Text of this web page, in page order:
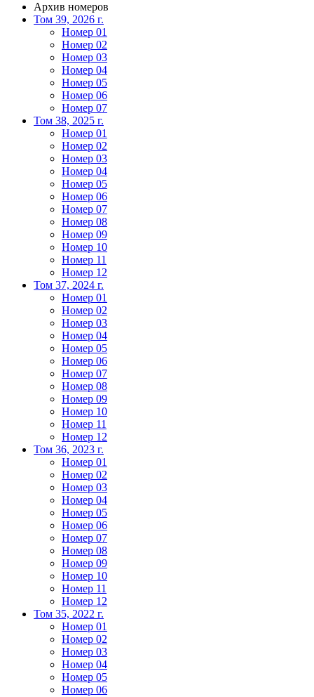
Архив номеров
Том 39, 2026 г.
Номер 01
Номер 02
Номер 03
Номер 04
Номер 05
Номер 06
Номер 07
Том 38, 2025 г.
Номер 01
Номер 02
Номер 03
Номер 04
Номер 05
Номер 06
Номер 07
Номер 08
Номер 09
Номер 10
Номер 11
Номер 12
Том 37, 2024 г.
Номер 01
Номер 02
Номер 03
Номер 04
Номер 05
Номер 06
Номер 07
Номер 08
Номер 09
Номер 10
Номер 11
Номер 12
Том 36, 2023 г.
Номер 01
Номер 02
Номер 03
Номер 04
Номер 05
Номер 06
Номер 07
Номер 08
Номер 09
Номер 10
Номер 11
Номер 12
Том 35, 2022 г.
Номер 01
Номер 02
Номер 03
Номер 04
Номер 05
Номер 06